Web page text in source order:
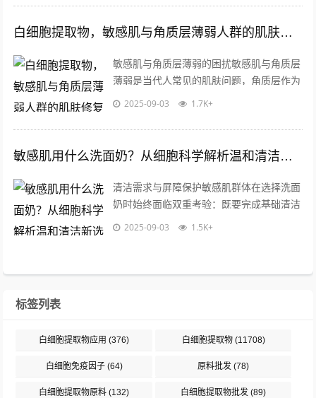
白细胞提取物，敏感肌与角质层薄弱人群的肌肤修复新选择
敏感肌与角质层薄弱的困扰敏感肌与角质层
薄弱是当代人常见的肌肤问题，角质层作为
皮肤最外层的天然屏障，一旦变薄或受损，
2025-09-03 1.7K+
敏感肌用什么洗面奶？从细胞科学解析温和清洁新选择
清洁需求与屏障保护敏感肌群体在选择洗面
奶时始终面临双重考验：既要完成基础清洁
功能，又要最大限度保护脆弱皮肤屏障，数
2025-09-03 1.5K+
标签列表
白细胞提取物应用 (376) 白细胞提取物(11708)
白细胞免疫因子(64) 原料批发 (78)
白细胞提取物原料 (132) 白细胞提取物批发 (89)